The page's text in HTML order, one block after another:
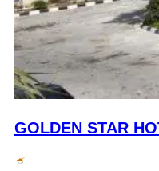
GOLDEN STAR